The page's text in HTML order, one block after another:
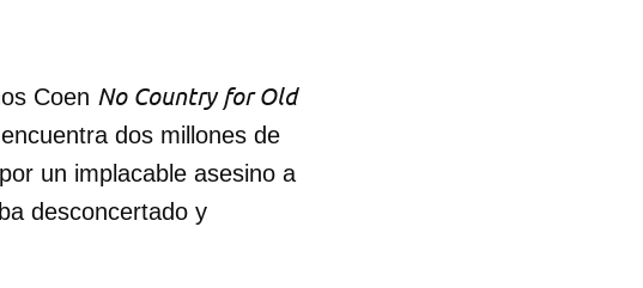
Coen No Country for Old
dos millones de
un implacable asesino a
desconcertado y